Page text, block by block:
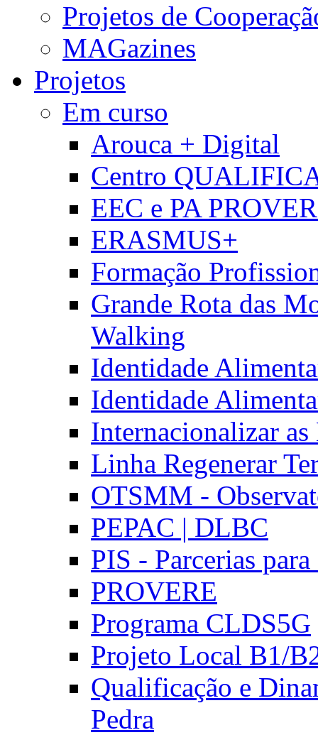
Projetos de
MAGazines
Projetos
Em curso
Arouca + Digital
Centro
EEC e PA
ERASMUS+
Formação
Grande Rota das
Walking
Identidade
Identidade
Internacionalizar
Linha Regenerar
OTSMM -
PEPAC | DLBC
PIS - Parcerias
PROVERE
Programa CLDS5G
Projeto Local B1/
Qualificação e
Pedra